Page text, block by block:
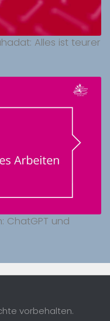
Alles ist teurer
ChatGPT und
vorbehalten.